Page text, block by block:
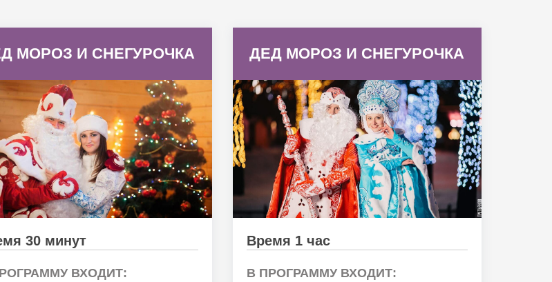
МОРОЗ И СНЕГУРОЧКА
30 минут
ВХОДИТ:
ДЕД МОРОЗ И СНЕГУРОЧКА
Время 1 час
В ПРОГРАММУ ВХОДИТ: